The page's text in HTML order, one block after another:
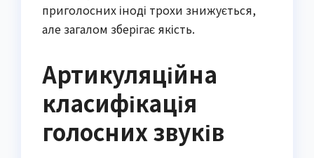
приголосних іноді трохи знижується,
але загалом зберігає якість.
Артикуляційна
класифікація
голосних звуків